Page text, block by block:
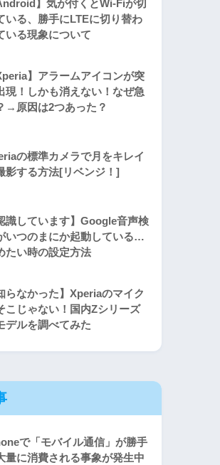
】気が付くとWi-Fiが切
いる、勝手にLTEに切り替わ
いる現象について
】アラームアイコンが突
現！しかも消えない！なぜ急
→原因は2つあった？
の標準カメラで月をキレイ
影する方法[リベンジ！]
識しています】Google音声検
いつのまにか起動している…
たい時の設定方法
らなかった】Xperiaのマイク
こじゃない！国内Zシリーズ
デルを調べてみた
で「モバイル通信」が勝手
量に消費される事象が発生中